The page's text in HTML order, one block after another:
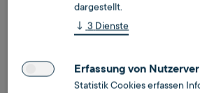
dargestellt.
↓ 3 Dienste
Erfassung von
Statistik Cookies erfassen